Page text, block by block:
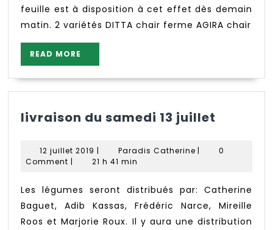
feuille est à disposition à cet effet dès demain
matin. 2 variétés DITTA chair ferme AGIRA chair
READ MORE
MORE
livraison du samedi 13 juillet
samedi
12 juillet 2019 12
juillet
| Paradis CatherineParadis
|
0
Comment | 21 h 41 min
Les légumes seront distribués par: Catherine
Baguet, Adib Kassas, Frédéric Narce, Mireille
Roos et Marjorie Roux. Il y aura une distribution